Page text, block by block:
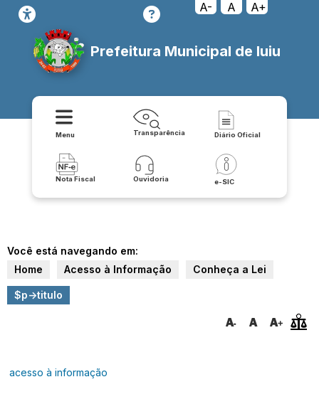
A- A A+
Prefeitura Municipal de Iuiu
Menu Transparência Diário Oficial
Nota Fiscal Ouvidoria e-SIC
Você está navegando em:
Home
Acesso à Informação Conheça a Lei
$p->titulo
acesso à informação